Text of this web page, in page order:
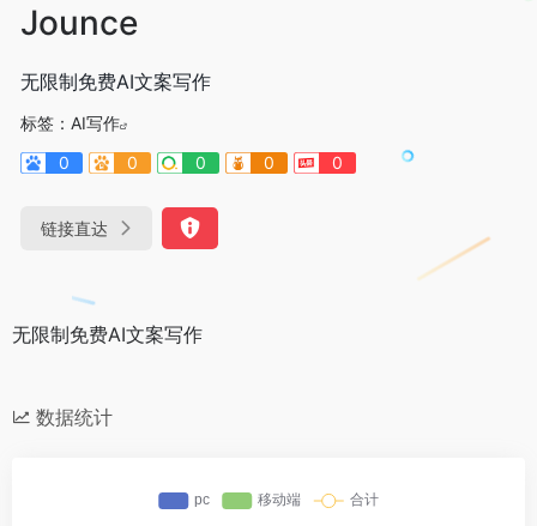
Jounce
无限制免费AI文案写作
标签： AI写作
0
0 0 0 0
链接直达
无限制免费AI文案写作
数据统计